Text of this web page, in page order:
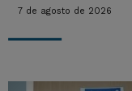
7 de agosto de 2026